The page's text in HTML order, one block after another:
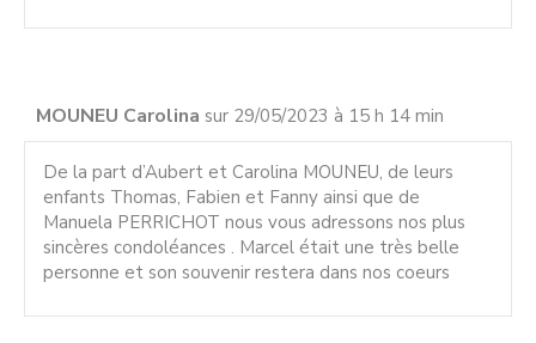
MOUNEU Carolina sur 29/05/2023 à 15 h 14 min
De la part d’Aubert et Carolina MOUNEU, de leurs
enfants Thomas, Fabien et Fanny ainsi que de
Manuela PERRICHOT nous vous adressons nos plus
sincères condoléances . Marcel était une très belle
personne et son souvenir restera dans nos coeurs